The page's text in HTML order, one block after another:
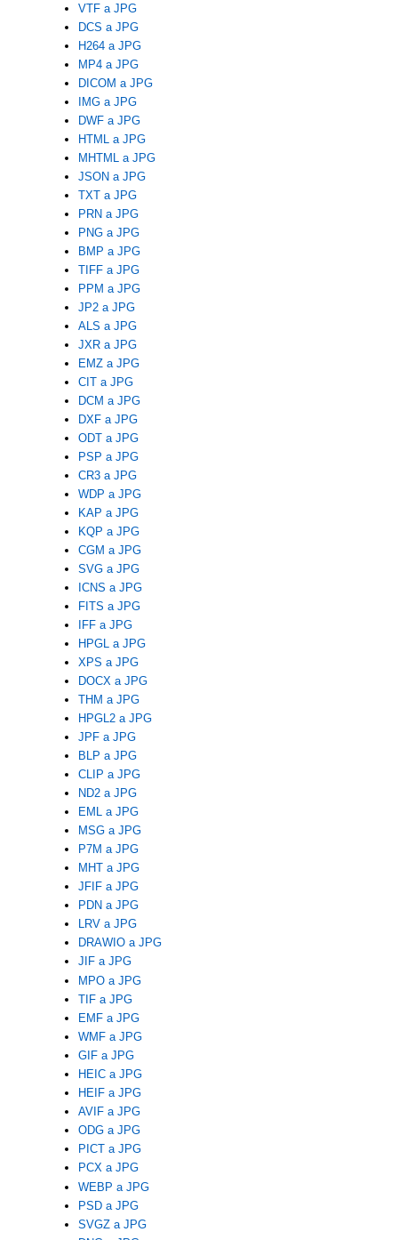
VTF a JPG
DCS a JPG
H264 a JPG
MP4 a JPG
DICOM a JPG
IMG a JPG
DWF a JPG
HTML a JPG
MHTML a JPG
JSON a JPG
TXT a JPG
PRN a JPG
PNG a JPG
BMP a JPG
TIFF a JPG
PPM a JPG
JP2 a JPG
ALS a JPG
JXR a JPG
EMZ a JPG
CIT a JPG
DCM a JPG
DXF a JPG
ODT a JPG
PSP a JPG
CR3 a JPG
WDP a JPG
KAP a JPG
KQP a JPG
CGM a JPG
SVG a JPG
ICNS a JPG
FITS a JPG
IFF a JPG
HPGL a JPG
XPS a JPG
DOCX a JPG
THM a JPG
HPGL2 a JPG
JPF a JPG
BLP a JPG
CLIP a JPG
ND2 a JPG
EML a JPG
MSG a JPG
P7M a JPG
MHT a JPG
JFIF a JPG
PDN a JPG
LRV a JPG
DRAWIO a JPG
JIF a JPG
MPO a JPG
TIF a JPG
EMF a JPG
WMF a JPG
GIF a JPG
HEIC a JPG
HEIF a JPG
AVIF a JPG
ODG a JPG
PICT a JPG
PCX a JPG
WEBP a JPG
PSD a JPG
SVGZ a JPG